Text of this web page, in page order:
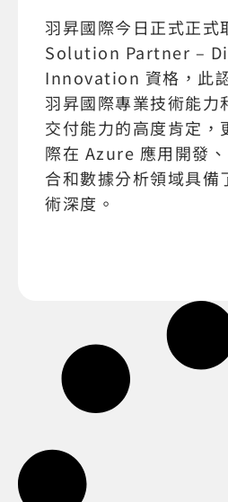
羽昇國際今日正式正
Solution Partner –
Innovation 資格，此
羽昇國際專業技術能力
交付能力的高度肯定，
際在 Azure 應用開發
合和數據分析領域具備
術深度。